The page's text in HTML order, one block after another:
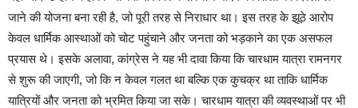
जाने की योजना बना रही है, जो पूरी तरह से निराधार था। इस तरह के झूठे आरोप
केवल धार्मिक आस्थाओं को चोट पहुंचाने और जनता को भड़काने का एक असफल
प्रयास थे। इसके अलावा, कांग्रेस ने यह भी दावा किया कि चारधाम यात्रा रामनगर
से शुरू की जाएगी, जो कि न केवल गलत था बल्कि एक कुचक्र था ताकि धार्मिक
यात्रियों और जनता को भ्रमित किया जा सके। चारधाम यात्रा की व्यवस्थाओं पर भी